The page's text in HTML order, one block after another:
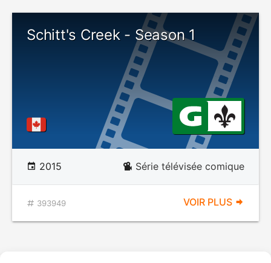
Schitt's Creek - Season 1
2015 Série télévisée comique
393949 VOIR PLUS